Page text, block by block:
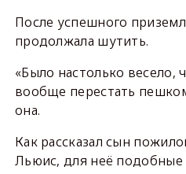
После успешного
продолжала шутить.
«Было настолько весело,
вообще перестать
она.
Как рассказал сын
Льюис, для неё